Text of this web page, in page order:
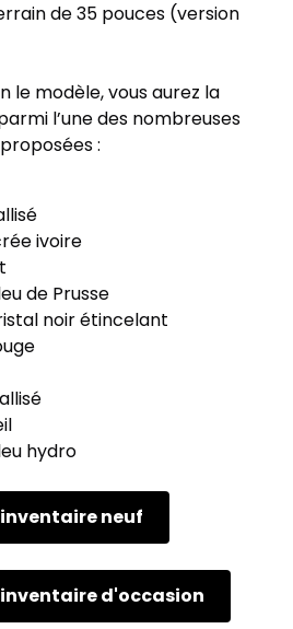
de 35 pouces (version
le modèle, vous aurez la
l’une des nombreuses
:
ivoire
de Prusse
noir étincelant
hydro
neuf
d'occasion